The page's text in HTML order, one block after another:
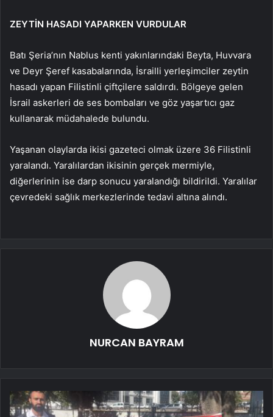
ZEYTİN HASADI YAPARKEN VURDULAR
Batı Şeria’nın Nablus kenti yakınlarındaki Beyta, Huvvara
ve Deyr Şeref kasabalarında, İsrailli yerleşimciler zeytin
hasadı yapan Filistinli çiftçilere saldırdı. Bölgeye gelen
İsrail askerleri de ses bombaları ve göz yaşartıcı gaz
kullanarak müdahalede bulundu.
Yaşanan olaylarda ikisi gazeteci olmak üzere 36 Filistinli
yaralandı. Yaralılardan ikisinin gerçek mermiyle,
diğerlerinin ise darp sonucu yaralandığı bildirildi. Yaralılar
çevredeki sağlık merkezlerinde tedavi altına alındı.
NURCAN BAYRAM